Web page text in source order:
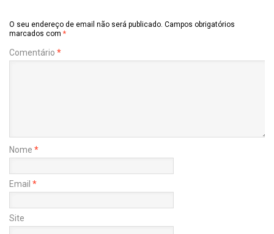
O seu endereço de email não será publicado. Campos obrigatórios
marcados com *
Comentário *
Nome *
Email *
Site